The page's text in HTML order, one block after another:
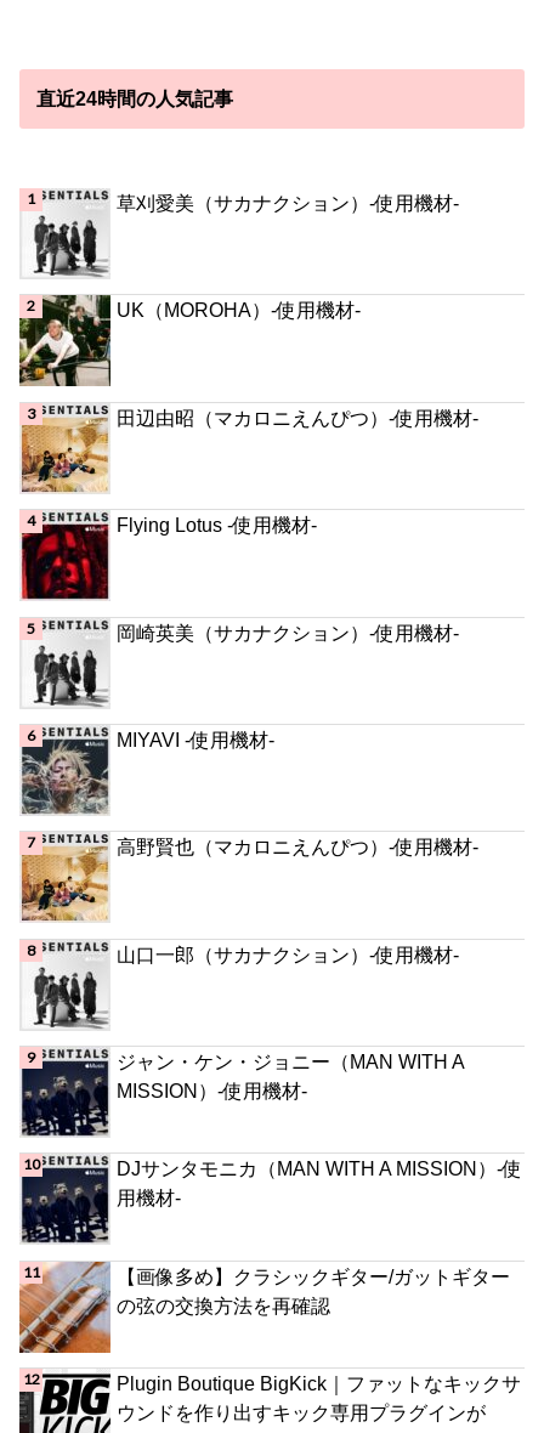
直近24時間の人気記事
草刈愛美（サカナクション）-使用機材-
UK（MOROHA）-使用機材-
田辺由昭（マカロニえんぴつ）-使用機材-
Flying Lotus -使用機材-
岡崎英美（サカナクション）-使用機材-
MIYAVI -使用機材-
高野賢也（マカロニえんぴつ）-使用機材-
山口一郎（サカナクション）-使用機材-
ジャン・ケン・ジョニー（MAN WITH A
MISSION）-使用機材-
DJサンタモニカ（MAN WITH A MISSION）-使
用機材-
【画像多め】クラシックギター/ガットギター
の弦の交換方法を再確認
Plugin Boutique BigKick｜ファットなキックサ
ウンドを作り出すキック専用プラグインが